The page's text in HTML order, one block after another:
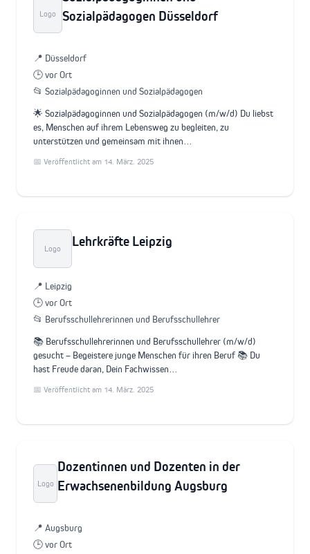
Logo
Sozialpädagogen Düsseldorf
📍 Düsseldorf
🕒 vor Ort
📂 Sozialpädagoginnen und Sozialpädagogen
🌟 Sozialpädagoginnen und Sozialpädagogen (m/w/d) Du liebst
es, Menschen auf ihrem Lebensweg zu begleiten, zu
unterstützen und gemeinsam mit ihnen…
📅 Veröffentlicht am 14. März. 2025
Logo Lehrkräfte Leipzig
📍 Leipzig
🕒 vor Ort
📂 Berufsschullehrerinnen und Berufsschullehrer
📚 Berufsschullehrerinnen und Berufsschullehrer (m/w/d)
gesucht – Begeistere junge Menschen für ihren Beruf 📚 Du
hast Freude daran, Dein Fachwissen…
📅 Veröffentlicht am 14. März. 2025
Logo
Dozentinnen und Dozenten in der
Erwachsenenbildung Augsburg
📍 Augsburg
🕒 vor Ort